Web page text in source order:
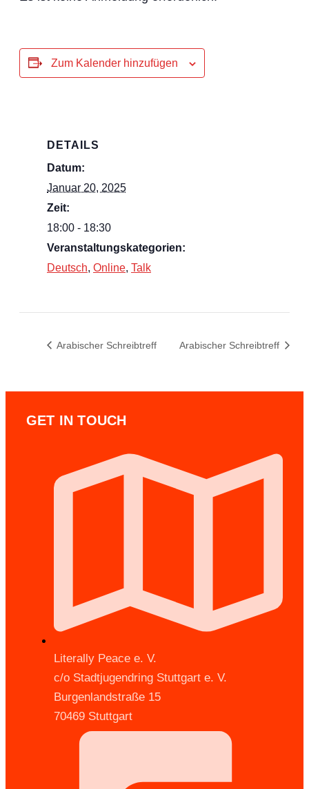
Zum Kalender hinzufügen
DETAILS
Datum:
Januar 20, 2025
Zeit:
18:00 - 18:30
Veranstaltungskategorien:
Deutsch, Online, Talk
Arabischer Schreibtreff Arabischer Schreibtreff
GET IN TOUCH
Literally Peace e. V.
c/o Stadtjugendring Stuttgart e. V.
Burgenlandstraße 15
70469 Stuttgart